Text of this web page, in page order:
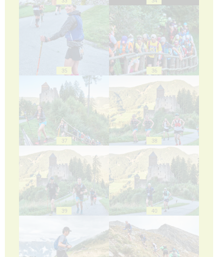
35 36
37 38
39 40